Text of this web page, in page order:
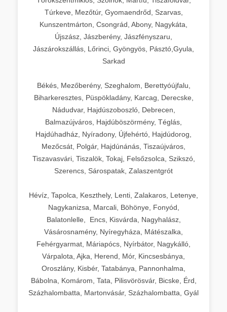
Túrkeve, Mezőtúr, Gyomaendrőd, Szarvas,
Kunszentmárton, Csongrád, Abony, Nagykáta,
Újszász, Jászberény, Jászfényszaru,
Jászárokszállás, Lőrinci, Gyöngyös, Pásztó,Gyula,
Sarkad
Békés, Mezőberény, Szeghalom, Berettyóújfalu,
Biharkeresztes, Püspökladány, Karcag, Derecske,
Nádudvar, Hajdúszoboszló, Debrecen,
Balmazújváros, Hajdúböszörmény, Téglás,
Hajdúhadház, Nyíradony, Újfehértó, Hajdúdorog,
Mezőcsát, Polgár, Hajdúnánás, Tiszaújváros,
Tiszavasvári, Tiszalök, Tokaj, Felsőzsolca, Szikszó,
Szerencs, Sárospatak, Zalaszentgrót
Hévíz, Tapolca, Keszthely, Lenti, Zalakaros, Letenye,
Nagykanizsa, Marcali, Böhönye, Fonyód,
Balatonlelle, Encs, Kisvárda, Nagyhalász,
Vásárosnamény, Nyíregyháza, Mátészalka,
Fehérgyarmat, Máriapócs, Nyírbátor, Nagykálló,
Várpalota, Ajka, Herend, Mór, Kincsesbánya,
Oroszlány, Kisbér, Tatabánya, Pannonhalma,
Bábolna, Komárom, Tata, Pilisvörösvár, Bicske, Érd,
Százhalombatta, Martonvásár, Százhalombatta, Gyál